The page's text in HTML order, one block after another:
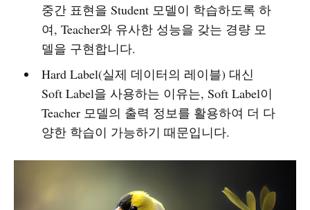
중간 표현을 Student 모델이 학습하도록 하
여, Teacher와 유사한 성능을 갖는 경량 모
델을 구현합니다.
Hard Label(실제 데이터의 레이블) 대신
Soft Label을 사용하는 이유는, Soft Label이
Teacher 모델의 출력 정보를 활용하여 더 다
양한 학습이 가능하기 때문입니다.